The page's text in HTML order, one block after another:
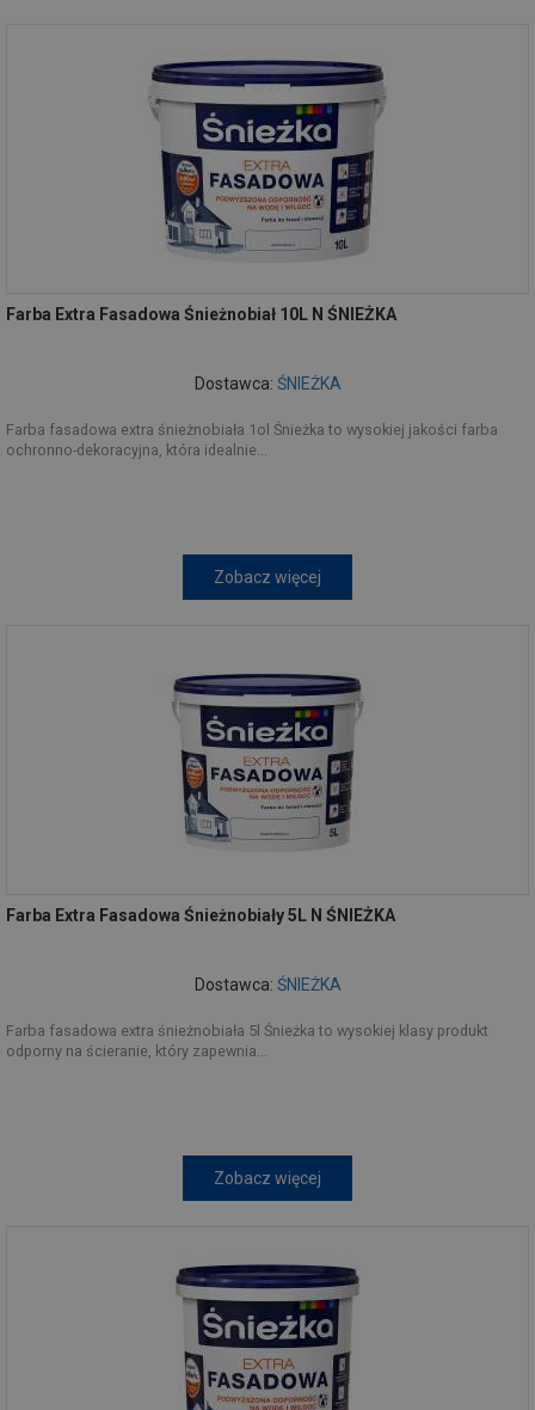
Farba Extra Fasadowa Śnieżnobiał 10L N ŚNIEŻKA
Dostawca: ŚNIEŻKA
Farba fasadowa extra śnieżnobiała 1ol Śnieżka to wysokiej jakości farba
ochronno-dekoracyjna, która idealnie...
Zobacz więcej
Farba Extra Fasadowa Śnieżnobiały 5L N ŚNIEŻKA
Dostawca: ŚNIEŻKA
Farba fasadowa extra śnieżnobiała 5l Śnieżka to wysokiej klasy produkt
odporny na ścieranie, który zapewnia...
Zobacz więcej